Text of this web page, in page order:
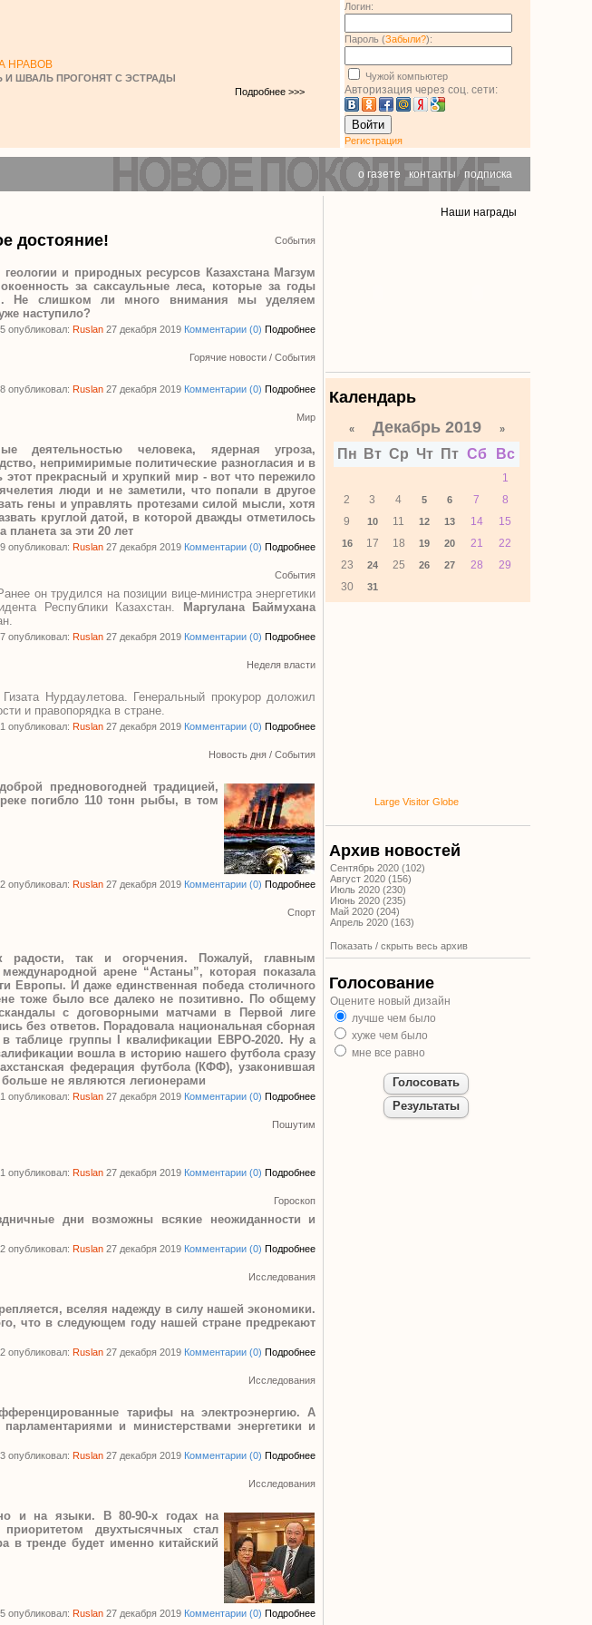
НРАВОВ
И ШВАЛЬ ПРОГОНЯТ С ЭСТРАДЫ
Подробнее >>>
Логин:
Пароль (Забыли?):
Чужой компьютер
Авторизация через соц. сети:
Войти
Регистрация
о газете |контакты| подписка
достояние! События
и природных ресурсов Казахстана Магзум
за саксаульные леса, которые за годы
Не слишком ли много внимания мы уделяем
наступило?
опубликовал:Ruslan 27 декабря 2019 Комментарии (0) Подробнее
Горячие новости /События
опубликовал:Ruslan 27 декабря 2019 Комментарии (0) Подробнее
Мир
деятельностью человека, ядерная угроза,
непримиримые политические разногласия и в
прекрасный и хрупкий мир - вот что пережило
люди и не заметили, что попали в другое
гены и управлять протезами силой мысли, хотя
круглой датой, в которой дважды отметилось
за эти 20 лет
опубликовал:Ruslan 27 декабря 2019 Комментарии (0) Подробнее
События
он трудился на позиции вице-министра энергетики
Республики Казахстан.
Маргулана Баймухана
опубликовал:Ruslan 27 декабря 2019 Комментарии (0) Подробнее
Неделя власти
Нурдаулетова. Генеральный прокурор доложил
и правопорядка в стране.
опубликовал:Ruslan 27 декабря 2019 Комментарии (0) Подробнее
Новость дня /События
предновогодней традицией,
погибло 110 тонн рыбы, в том
опубликовал:Ruslan 27 декабря 2019 Комментарии (0) Подробнее
Спорт
радости, так и огорчения.
Пожалуй, главным
арене “Астаны”, которая показала
Европы. И даже единственная победа столичного
тоже было все далеко не позитивно. По общему
с договорными матчами в Первой лиге
без ответов. Порадовала национальная сборная
в таблице группы I квалификации ЕВРО-2020. Ну а
вошла в историю нашего футбола сразу
федерация футбола (КФФ), узаконившая
не являются легионерами
опубликовал:Ruslan 27 декабря 2019 Комментарии (0) Подробнее
Пошутим
опубликовал:Ruslan 27 декабря 2019 Комментарии (0) Подробнее
Гороскоп
дни возможны всякие неожиданности и
опубликовал:Ruslan 27 декабря 2019 Комментарии (0) Подробнее
Исследования
вселяя надежду в силу нашей экономики.
что в следующем году нашей стране предрекают
опубликовал:Ruslan 27 декабря 2019 Комментарии (0) Подробнее
Исследования
тарифы на электроэнергию. А
и министерствами энергетики и
опубликовал:Ruslan 27 декабря 2019 Комментарии (0) Подробнее
Исследования
и на языки. В 80-90-х годах на
двухтысячных стал
в тренде будет именно китайский
опубликовал:Ruslan 27 декабря 2019 Комментарии (0) Подробнее
Наши награды
Календарь
«Декабрь 2019 »
Пн Вт Ср Чт Пт Сб Вс
1
2
3 4 5 6 7
8
9
10 11 12 13 14 15
16 17 18 19 20 21
22
23
24 25 26 27 28
29
30
31
Large Visitor Globe
Архив новостей
Сентябрь 2020 (102)
Август 2020 (156)
Июль 2020 (230)
Июнь 2020 (235)
Май 2020 (204)
Апрель 2020 (163)
Показать / скрыть весь архив
Голосование
Оцените новый дизайн
лучше чем было
хуже чем было
мне все равно